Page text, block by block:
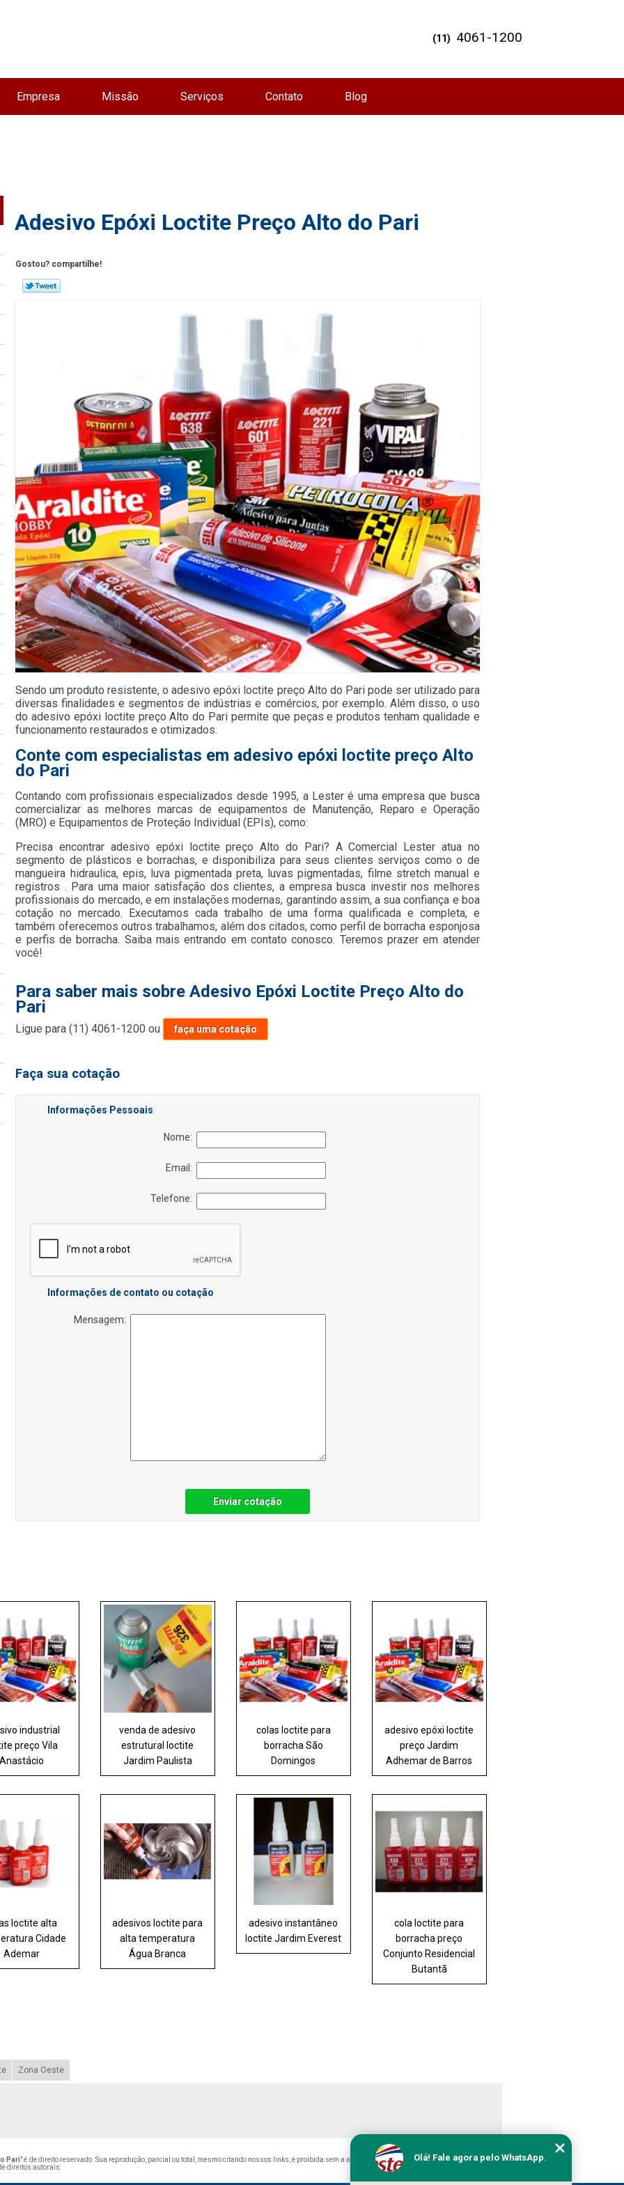
Empresa Missão Serviços Contato Blog
(11) 4061-1200
Adesivo Epóxi Loctite Preço Alto do Pari
Gostou? compartilhe!
Sendo um produto resistente, o adesivo epóxi loctite preço Alto do Pari pode ser utilizado para
diversas finalidades e segmentos de indústrias e comércios, por exemplo. Além disso, o uso
do adesivo epóxi loctite preço Alto do Pari permite que peças e produtos tenham qualidade e
funcionamento restaurados e otimizados.
Conte com especialistas em adesivo epóxi loctite preço Alto
do Pari
Contando com profissionais especializados desde 1995, a Lester é uma empresa que busca
comercializar as melhores marcas de equipamentos de Manutenção, Reparo e Operação
(MRO) e Equipamentos de Proteção Individual (EPIs), como:
Precisa encontrar adesivo epóxi loctite preço Alto do Pari? A Comercial Lester atua no
segmento de plásticos e borrachas, e disponibiliza para seus clientes serviços como o de
mangueira hidraulica, epis, luva pigmentada preta, luvas pigmentadas, filme stretch manual e
registros . Para uma maior satisfação dos clientes, a empresa busca investir nos melhores
profissionais do mercado, e em instalações modernas, garantindo assim, a sua confiança e boa
cotação no mercado. Executamos cada trabalho de uma forma qualificada e completa, e
também oferecemos outros trabalhamos, além dos citados, como perfil de borracha esponjosa
e perfis de borracha. Saiba mais entrando em contato conosco. Teremos prazer em atender
você!
Para saber mais sobre Adesivo Epóxi Loctite Preço Alto do
Pari
Ligue para(11) 4061-1200 ou faça uma cotação
Faça sua cotação
Informações Pessoais
Nome:
Email:
Telefone:
Informações de contato ou cotação
Mensagem:
Enviar cotação
industrial
preço Vila
Anastácio
venda de adesivo
estrutural loctite
Jardim Paulista
colas loctite para
borracha São
Domingos
adesivo epóxi loctite
preço Jardim
Adhemar de Barros
loctite alta
Cidade
Ademar
adesivos loctite para
alta temperatura
Água Branca
adesivo instantâneo
loctite Jardim Everest
cola loctite para
borracha preço
Conjunto Residencial
Butantã
Zona Oeste
Pari" é de direito reservado. Sua reprodução, parcial ou total, mesmo citando nossos links, é proibida sem a autorização do autor. Crime de violação de direito
direitos autorais
Olá! Fale agora pelo WhatsApp.